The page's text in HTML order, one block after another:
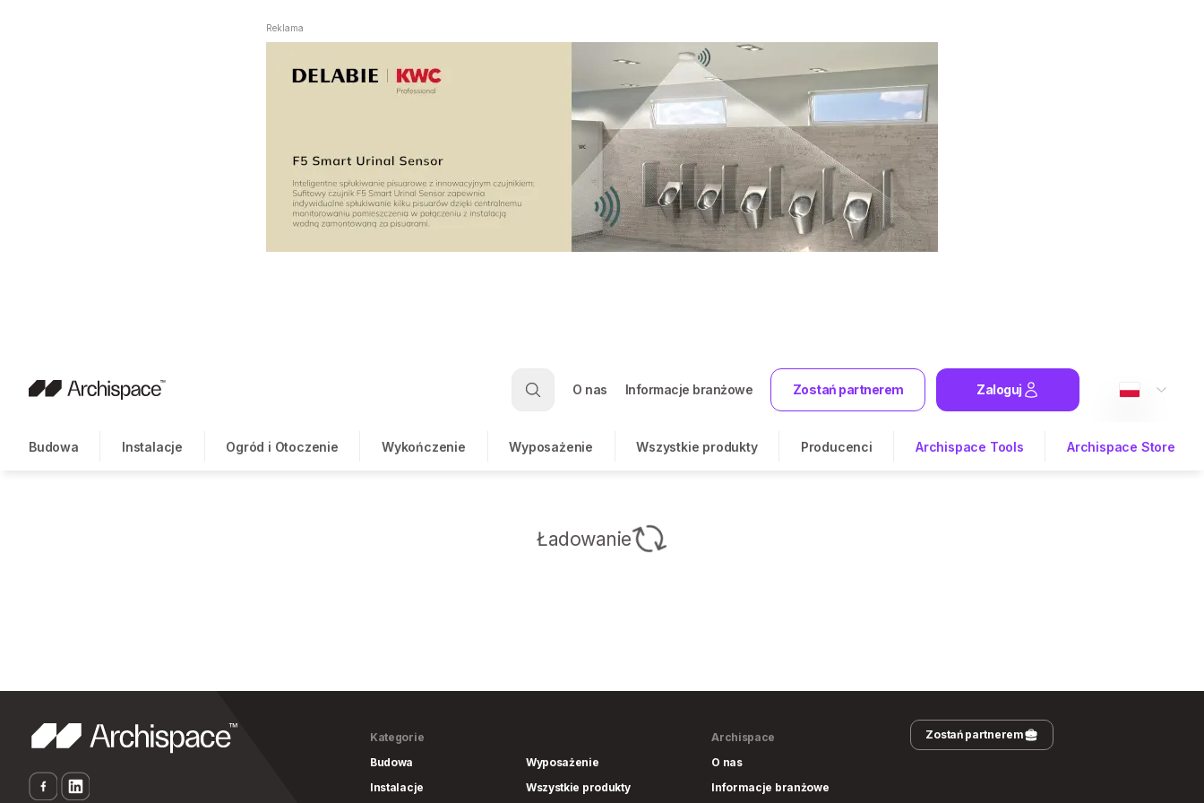
Reklama
O nas Informacje branżowe Zostań partnerem Zaloguj
Budowa Instalacje Ogród i Otoczenie Wykończenie Wyposażenie Wszystkie produkty Producenci Archispace Tools Archispace Store
Ładowanie
Kategorie
Budowa
Instalacje
Wyposażenie
Wszystkie produkty
Archispace
O nas
Informacje branżowe
Zostań partnerem